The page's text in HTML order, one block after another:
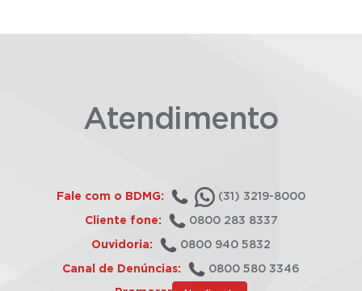
Atendimento
Fale com o BDMG: (31) 3219-8000
Cliente fone: 0800 283 8337
Ouvidoria: 0800 940 5832
Canal de Denúncias: 0800 580 3346